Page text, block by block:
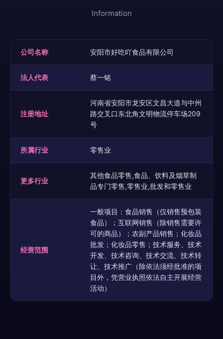
Information
公司名称 安阳市好吃吖食品有限公司
法人代表 蔡一铭
注册地址
河南省安阳市龙安区文昌大道与中州
路交叉口东北角文明物流停车场209
号
所属行业 零售业
更多行业
其他食品零售,食品、饮料及烟草制
品专门零售,零售业,批发和零售业
经营范围
一般项目：食品销售（仅销售预包装
食品）；互联网销售（除销售需要许
可的商品）；农副产品销售；化妆品
批发；化妆品零售；技术服务、技术
开发、技术咨询、技术交流、技术转
让、技术推广（除依法须经批准的项
目外，凭营业执照依法自主开展经营
活动）